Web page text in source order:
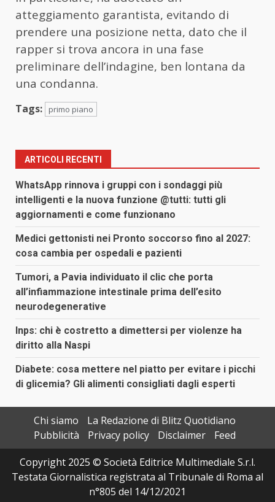
atteggiamento garantista, evitando di
prendere una posizione netta, dato che il
rapper si trova ancora in una fase
preliminare dell’indagine, ben lontana da
una condanna.
Tags: primo piano
ARTICOLI RECENTI
WhatsApp rinnova i gruppi con i sondaggi più
intelligenti e la nuova funzione @tutti: tutti gli
aggiornamenti e come funzionano
Medici gettonisti nei Pronto soccorso fino al 2027:
cosa cambia per ospedali e pazienti
Tumori, a Pavia individuato il clic che porta
all’infiammazione intestinale prima dell’esito
neurodegenerative
Inps: chi è costretto a dimettersi per violenze ha
diritto alla Naspi
Diabete: cosa mettere nel piatto per evitare i picchi
di glicemia? Gli alimenti consigliati dagli esperti
Chi siamo
La Redazione di Blitz Quotidiano
Pubblicità
Privacy policy Disclaimer
Feed
Copyright 2025 © Società Editrice Multimediale S.r.l.
Testata Giornalistica registrata al Tribunale di Roma al
n°805 del 14/12/2021